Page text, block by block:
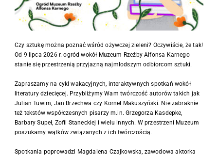
Czy sztukę można poznać wśród ożywczej zieleni? Oczywiście, że tak!
Od 9 lipca 2026 r. ogród wokół Muzeum Rzeźby Alfonsa Karnego
stanie się przestrzenią przyjazną najmłodszym odbiorcom sztuki.
Zapraszamy na cykl wakacyjnych, interaktywnych spotkań wokół
literatury dziecięcej. Przybliżymy Wam twórczość autorów takich jak
Julian Tuwim, Jan Brzechwa czy Kornel Makuszyński. Nie zabraknie
też tekstów współczesnych pisarzy m.in. Grzegorza Kasdepke,
Barbary Supeł, Zofii Staneckiej i wielu innych. W przestrzeni Muzeum
poszukamy wątków związanych z ich twórczością.
Spotkania poprowadzi Magdalena Czajkowska, zawodowa aktorka